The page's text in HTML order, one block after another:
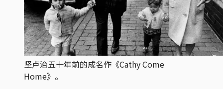
坚卢治五十年前的成名作《Cathy Come
Home》。